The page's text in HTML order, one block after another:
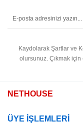
Kaydolarak Şartlar ve
olursunuz. Çıkmak için
NETHOUSE
ÜYE İŞLEMLERİ